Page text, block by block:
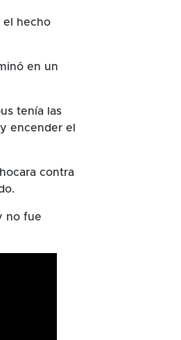
el hecho
en un
tenía las
encender el
contra
no fue